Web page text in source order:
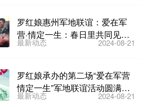
罗红娘惠州军地联谊：爱在军
营·情定一生：春日里共同见证
首次约会
最新动态 2024-08-21
罗红娘承办的第二场“爱在军营
情定一生”军地联谊活动圆满结
束
最新动态 2024-08-21